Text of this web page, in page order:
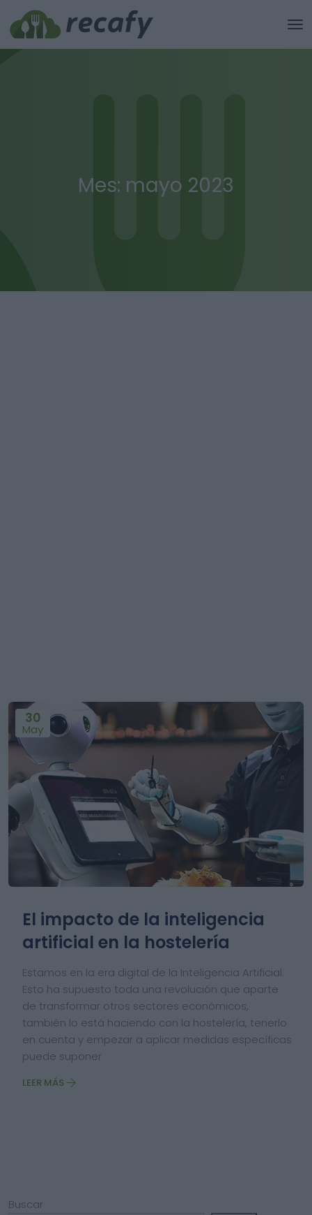
Mes: mayo 2023
30
May
El impacto de la inteligencia
artificial en la hostelería
Estamos en la era digital de la Inteligencia Artificial.
Esto ha supuesto toda una revolución que aparte
de transformar otros sectores económicos,
también lo está haciendo con la hostelería, tenerlo
en cuenta y empezar a aplicar medidas específicas
puede suponer
LEER MÁS
Buscar